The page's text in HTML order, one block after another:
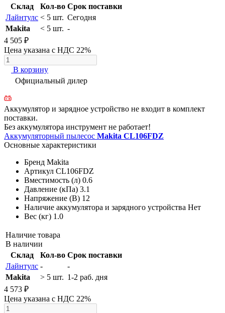
Склад
Кол-во Срок поставки
Лайнтулс < 5 шт. Сегодня
Makita
< 5 шт. -
4 505 ₽
Цена указана с НДС 22%
В корзину
Официальный дилер
Аккумулятор и зарядное устройство не входит в комплект
поставки.
Без аккумулятора инструмент не работает!
Аккумуляторный пылесос Makita CL106FDZ
Основные характеристики
Бренд Makita
Артикул CL106FDZ
Вместимость (л) 0.6
Давление (кПа) 3.1
Напряжение (В) 12
Наличие аккумулятора и зарядного устройства Нет
Вес (кг) 1.0
Наличие товара
В наличии
Склад
Кол-во Срок поставки
Лайнтулс -
-
Makita
> 5 шт. 1-2 раб. дня
4 573 ₽
Цена указана с НДС 22%